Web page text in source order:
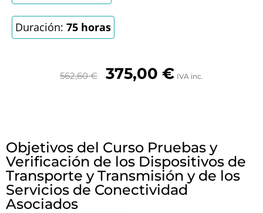
Duración: 75 horas
562,60€ 375,00 € IVA inc.
Objetivos del Curso Pruebas y
Verificación de los Dispositivos de
Transporte y Transmisión y de los
Servicios de Conectividad
Asociados